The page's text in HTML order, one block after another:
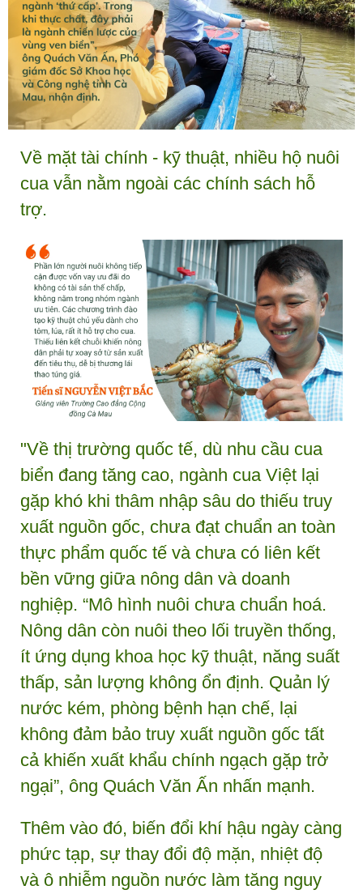
Về mặt tài chính - kỹ thuật, nhiều hộ nuôi
cua vẫn nằm ngoài các chính sách hỗ
trợ.
"Về thị trường quốc tế, dù nhu cầu cua
biển đang tăng cao, ngành cua Việt lại
gặp khó khi thâm nhập sâu do thiếu truy
xuất nguồn gốc, chưa đạt chuẩn an toàn
thực phẩm quốc tế và chưa có liên kết
bền vững giữa nông dân và doanh
nghiệp. “Mô hình nuôi chưa chuẩn hoá.
Nông dân còn nuôi theo lối truyền thống,
ít ứng dụng khoa học kỹ thuật, năng suất
thấp, sản lượng không ổn định. Quản lý
nước kém, phòng bệnh hạn chế, lại
không đảm bảo truy xuất nguồn gốc tất
cả khiến xuất khẩu chính ngạch gặp trở
ngại”, ông Quách Văn Ấn nhấn mạnh.
Thêm vào đó, biến đổi khí hậu ngày càng
phức tạp, sự thay đổi độ mặn, nhiệt độ
và ô nhiễm nguồn nước làm tăng nguy